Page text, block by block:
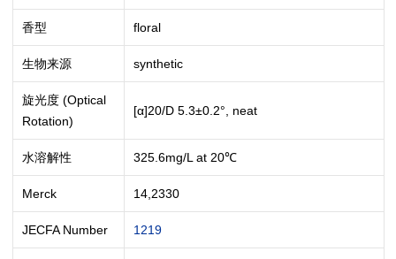
香型 floral
生物来源 synthetic
旋光度 (Optical
Rotation)
[α]20/D 5.3±0.2°, neat
水溶解性 325.6mg/L at 20℃
Merck 14,2330
JECFA Number 1219